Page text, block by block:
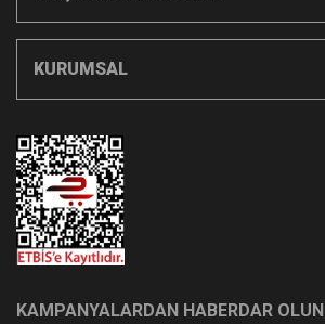
KURUMSAL
KAMPANYALARDAN HABERDAR OLUN